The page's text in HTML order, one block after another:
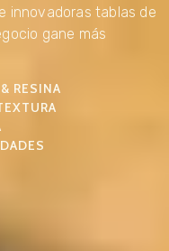
innovadoras tablas de
gane más
RESINA